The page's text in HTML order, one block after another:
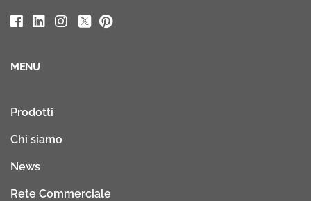
MENU
Prodotti
Chi siamo
News
Rete Commerciale